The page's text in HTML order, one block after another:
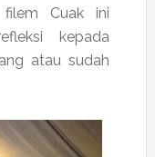
filem Cuak ini
kepada
atau sudah